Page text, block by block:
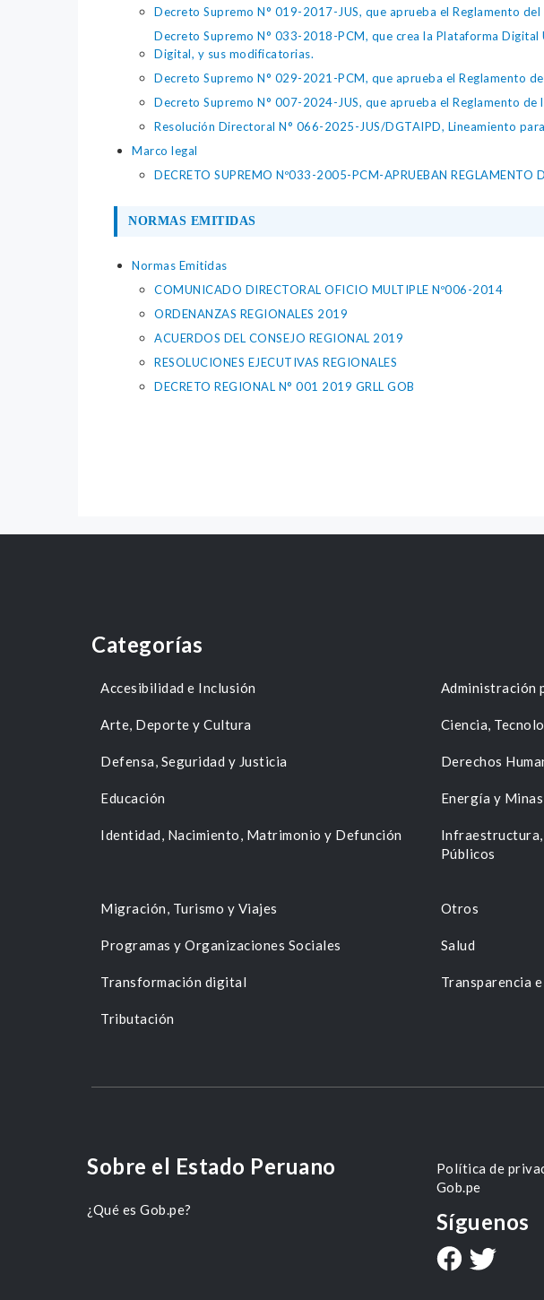
Decreto Supremo N° 019-2017-JUS, que aprueba el Reglamento
Decreto Supremo N° 033-2018-PCM, que crea la Plataforma
Digital, y sus modificatorias.
Decreto Supremo N° 029-2021-PCM, que aprueba el Reglamento
Decreto Supremo N° 007-2024-JUS, que aprueba el Reglamento de
Resolución Directoral N° 066-2025-JUS/DGTAIPD, Lineamiento
Marco legal
DECRETO SUPREMO Nº033-2005-PCM-APRUEBAN REGLAMENTO
NORMAS EMITIDAS
Normas Emitidas
COMUNICADO DIRECTORAL OFICIO MULTIPLE Nº006-2014
ORDENANZAS REGIONALES 2019
ACUERDOS DEL CONSEJO REGIONAL 2019
RESOLUCIONES EJECUTIVAS REGIONALES
DECRETO REGIONAL N° 001 2019 GRLL GOB
Categorías
Accesibilidad e Inclusión Administración
Arte, Deporte y Cultura Ciencia,
Defensa, Seguridad y Justicia Derechos
Educación Energía y Minas
Identidad, Nacimiento, Matrimonio y Defunción
Infraestructura,
Públicos
Migración, Turismo y Viajes Otros
Programas y Organizaciones Sociales Salud
Transformación digital Transparencia
Tributación
Sobre el Estado Peruano
¿Qué es Gob.pe?
Política de
Gob.pe
Síguenos